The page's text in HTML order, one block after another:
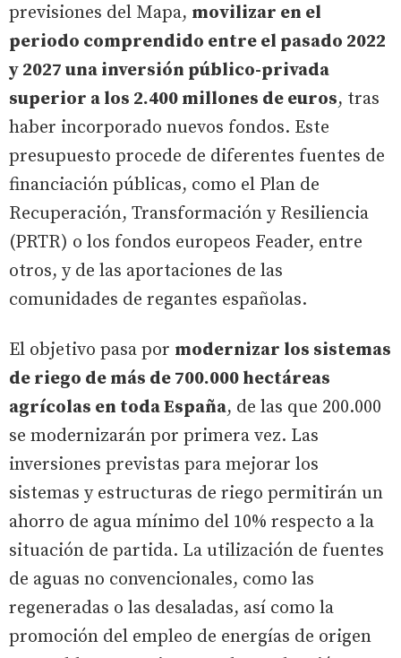
previsiones del Mapa, movilizar en el
periodo comprendido entre el pasado 2022
y 2027 una inversión público-privada
superior a los 2.400 millones de euros, tras
haber incorporado nuevos fondos. Este
presupuesto procede de diferentes fuentes de
financiación públicas, como el Plan de
Recuperación, Transformación y Resiliencia
(PRTR) o los fondos europeos Feader, entre
otros, y de las aportaciones de las
comunidades de regantes españolas.
El objetivo pasa por modernizar los sistemas
de riego de más de 700.000 hectáreas
agrícolas en toda España, de las que 200.000
se modernizarán por primera vez. Las
inversiones previstas para mejorar los
sistemas y estructuras de riego permitirán un
ahorro de agua mínimo del 10% respecto a la
situación de partida. La utilización de fuentes
de aguas no convencionales, como las
regeneradas o las desaladas, así como la
promoción del empleo de energías de origen